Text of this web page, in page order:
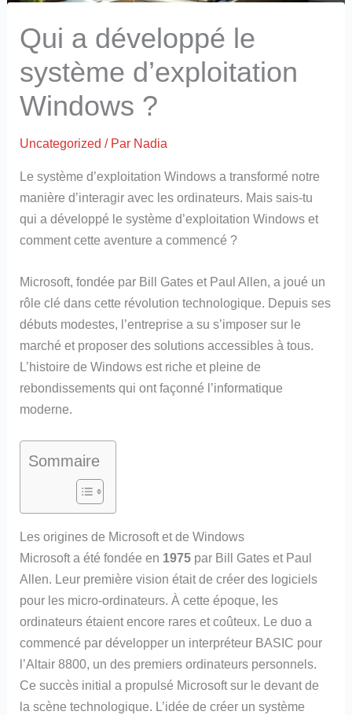
Qui a développé le
système d’exploitation
Windows ?
Uncategorized / Par Nadia
Le système d’exploitation Windows a transformé notre
manière d’interagir avec les ordinateurs. Mais sais-tu
qui a développé le système d’exploitation Windows et
comment cette aventure a commencé ?
Microsoft, fondée par Bill Gates et Paul Allen, a joué un
rôle clé dans cette révolution technologique. Depuis ses
débuts modestes, l’entreprise a su s’imposer sur le
marché et proposer des solutions accessibles à tous.
L’histoire de Windows est riche et pleine de
rebondissements qui ont façonné l’informatique
moderne.
Sommaire
Les origines de Microsoft et de Windows
Microsoft a été fondée en 1975 par Bill Gates et Paul
Allen. Leur première vision était de créer des logiciels
pour les micro-ordinateurs. À cette époque, les
ordinateurs étaient encore rares et coûteux. Le duo a
commencé par développer un interpréteur BASIC pour
l’Altair 8800, un des premiers ordinateurs personnels.
Ce succès initial a propulsé Microsoft sur le devant de
la scène technologique. L’idée de créer un système